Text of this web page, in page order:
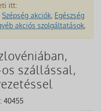
itt:
Szépség akciók, Egészség
akciós szolgáltatások,
szállással,
40455